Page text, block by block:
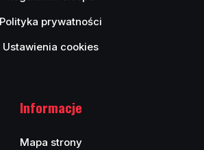
Polityka prywatności
Ustawienia cookies
Informacje
Mapa strony